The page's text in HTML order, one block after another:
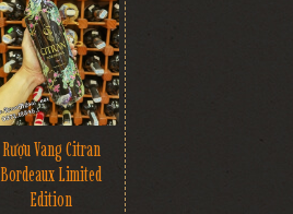
Rượu Vang Citran
Bordeaux Limited
Edition